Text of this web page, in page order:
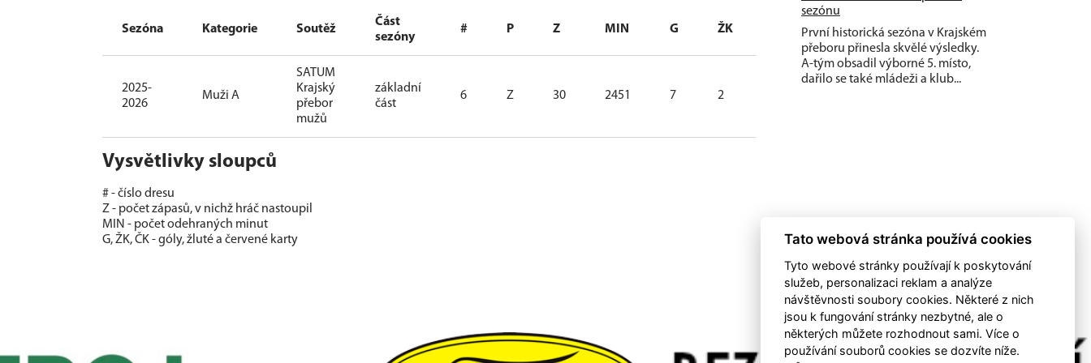
Sezóna Kategorie Soutěž
Část
sezóny
# P Z MIN G ŽK
2025-
2026
Muži A
SATUM
Krajský
přebor
mužů
základní
část
6 Z 30 2451 7 2
Vysvětlivky sloupců
# - číslo dresu
Z - počet zápasů, v nichž hráč nastoupil
MIN - počet odehraných minut
G, ŽK, ČK - góly, žluté a červené karty
sezónu
První historická sezóna v Krajském
přeboru přinesla skvělé výsledky.
A-tým obsadil výborné 5. místo,
dařilo se také mládeži a klub...
Tato webová stránka používá cookies
Tyto webové stránky používají k poskytování
služeb, personalizaci reklam a analýze
návštěvnosti soubory cookies. Některé z nich
jsou k fungování stránky nezbytné, ale o
některých můžete rozhodnout sami. Více o
používání souborů cookies se dozvíte níže.